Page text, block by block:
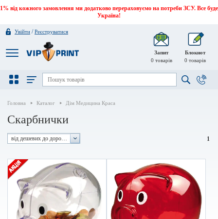
1% від кожного замовлення ми додатково перераховуємо на потреби ЗСУ. Все буде
Україна!
Увійти /Реєструватися
Запит
0 товарів
Блокнот
0 товарів
Головна Каталог Дім Медицина Краса
Скарбнички
від дешевих до дорогих 1